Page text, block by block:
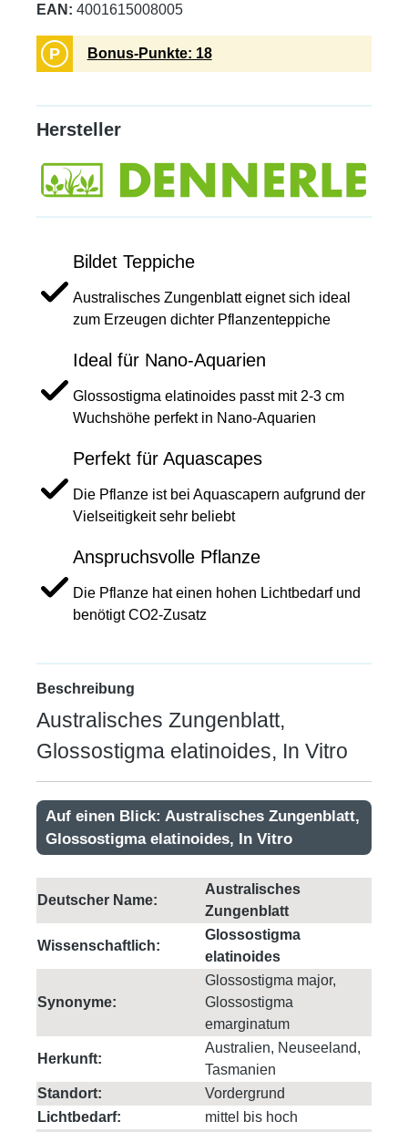
EAN: 4001615008005
P Bonus-Punkte: 18
Hersteller
Bildet Teppiche
Australisches Zungenblatt eignet sich ideal
zum Erzeugen dichter Pflanzenteppiche
Ideal für Nano-Aquarien
Glossostigma elatinoides passt mit 2-3 cm
Wuchshöhe perfekt in Nano-Aquarien
Perfekt für Aquascapes
Die Pflanze ist bei Aquascapern aufgrund der
Vielseitigkeit sehr beliebt
Anspruchsvolle Pflanze
Die Pflanze hat einen hohen Lichtbedarf und
benötigt CO2-Zusatz
Beschreibung
Australisches Zungenblatt,
Glossostigma elatinoides, In Vitro
Auf einen Blick: Australisches Zungenblatt,
Glossostigma elatinoides, In Vitro
Deutscher Name:
Australisches
Zungenblatt
Wissenschaftlich:
Glossostigma
elatinoides
Synonyme:
Glossostigma major,
Glossostigma
emarginatum
Herkunft:
Australien, Neuseeland,
Tasmanien
Standort:
Vordergrund
Lichtbedarf:
mittel bis hoch